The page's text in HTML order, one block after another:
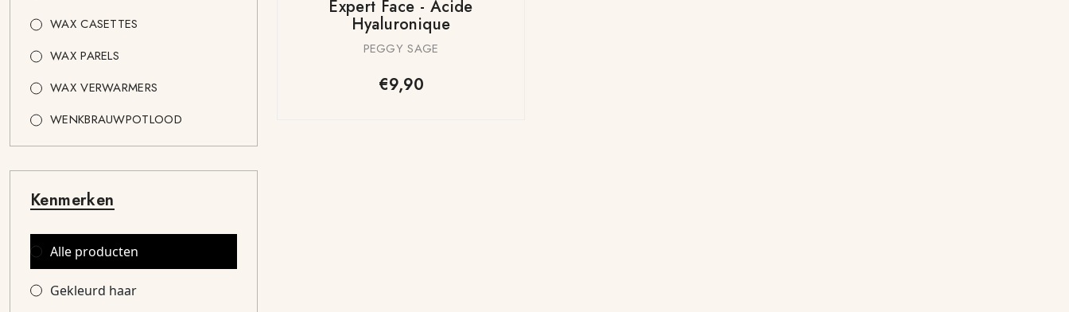
WAX CASETTES
WAX PARELS
WAX VERWARMERS
WENKBRAUWPOTLOOD
Kenmerken
Alle producten
Gekleurd haar
Expert Face - Acide
Hyaluronique
PEGGY SAGE
€9,90